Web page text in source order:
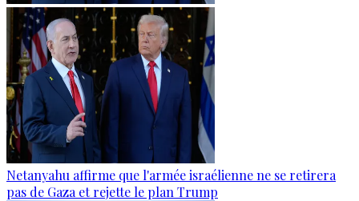
Netanyahu affirme que l'armée israélienne ne se retirera
pas de Gaza et rejette le plan Trump